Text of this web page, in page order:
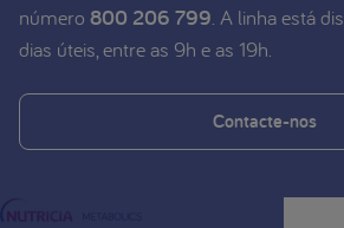
número 800 206 799. A linha está
dias úteis, entre as 9h e as 19h.
Contacte-nos